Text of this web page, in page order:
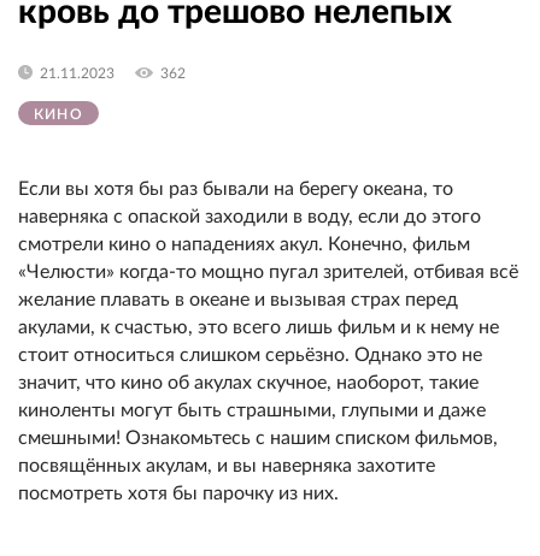
кровь до трешово нелепых
КИНО
21.11.2023 362
Если вы хотя бы раз бывали на берегу океана, то
наверняка с опаской заходили в воду, если до этого
смотрели кино о нападениях акул. Конечно, фильм
«Челюсти» когда-то мощно пугал зрителей, отбивая всё
желание плавать в океане и вызывая страх перед
акулами, к счастью, это всего лишь фильм и к нему не
стоит относиться слишком серьёзно. Однако это не
значит, что кино об акулах скучное, наоборот, такие
киноленты могут быть страшными, глупыми и даже
смешными! Ознакомьтесь с нашим списком фильмов,
посвящённых акулам, и вы наверняка захотите
посмотреть хотя бы парочку из них.